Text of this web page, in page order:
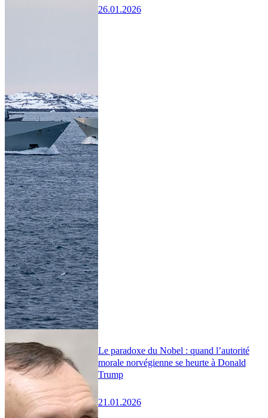
26.01.2026
Le paradoxe du Nobel : quand l’autorité
morale norvégienne se heurte à Donald
Trump
21.01.2026